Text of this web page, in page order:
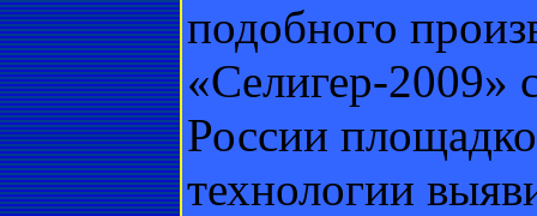
подобного
«Селигер-2009»
России
технологии